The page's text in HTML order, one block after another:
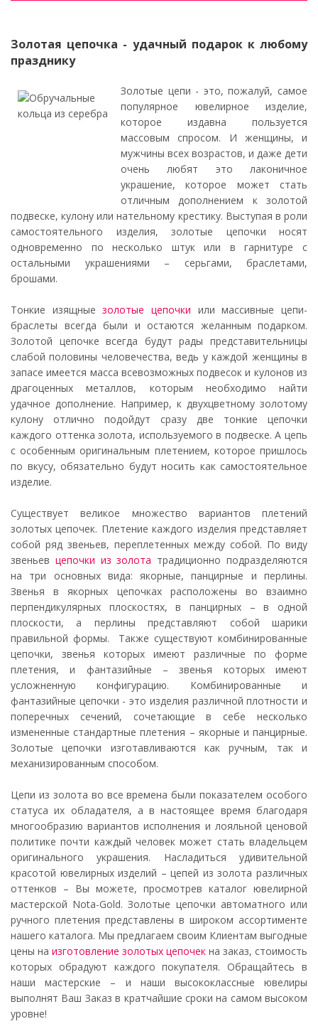
Золотая цепочка - удачный подарок к любому
празднику
Золотые цепи - это, пожалуй, самое
популярное ювелирное изделие,
которое издавна пользуется
массовым спросом. И женщины, и
мужчины всех возрастов, и даже дети
очень любят это лаконичное
украшение, которое может стать
отличным дополнением к золотой
подвеске, кулону или нательному крестику. Выступая в роли
самостоятельного изделия, золотые цепочки носят
одновременно по несколько штук или в гарнитуре с
остальными украшениями – серьгами, браслетами,
брошами.
Тонкие изящныезолотые цепочки или массивные цепи-
браслеты всегда были и остаются желанным подарком.
Золотой цепочке всегда будут рады представительницы
слабой половины человечества, ведь у каждой женщины в
запасе имеется масса всевозможных подвесок и кулонов из
драгоценных металлов, которым необходимо найти
удачное дополнение. Например, к двухцветному золотому
кулону отлично подойдут сразу две тонкие цепочки
каждого оттенка золота, используемого в подвеске. А цепь
с особенным оригинальным плетением, которое пришлось
по вкусу, обязательно будут носить как самостоятельное
изделие.
Существует великое множество вариантов плетений
золотых цепочек. Плетение каждого изделия представляет
собой ряд звеньев, переплетенных между собой. По виду
звеньев цепочки из золота традиционно подразделяются
на три основных вида: якорные, панцирные и перлины.
Звенья в якорных цепочках расположены во взаимно
перпендикулярных плоскостях, в панцирных – в одной
плоскости, а перлины представляют собой шарики
правильной формы. Также существуют комбинированные
цепочки, звенья которых имеют различные по форме
плетения, и фантазийные – звенья которых имеют
усложненную конфигурацию. Комбинированные и
фантазийные цепочки - это изделия различной плотности и
поперечных сечений, сочетающие в себе несколько
измененные стандартные плетения – якорные и панцирные.
Золотые цепочки изготавливаются как ручным, так и
механизированным способом.
Цепи из золота во все времена были показателем особого
статуса их обладателя, а в настоящее время благодаря
многообразию вариантов исполнения и лояльной ценовой
политике почти каждый человек может стать владельцем
оригинального украшения. Насладиться удивительной
красотой ювелирных изделий – цепей из золота различных
оттенков – Вы можете, просмотрев каталог ювелирной
мастерской Nota-Gold. Золотые цепочки автоматного или
ручного плетения представлены в широком ассортименте
нашего каталога. Мы предлагаем своим Клиентам выгодные
цены на изготовление золотых цепочек на заказ, стоимость
которых обрадуют каждого покупателя. Обращайтесь в
наши мастерские – и наши высококлассные ювелиры
выполнят Ваш Заказ в кратчайшие сроки на самом высоком
уровне!